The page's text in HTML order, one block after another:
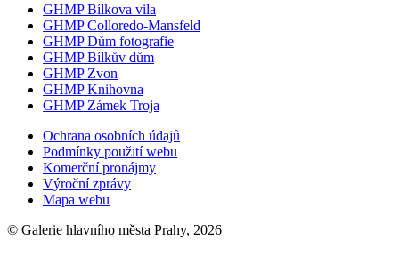
GHMP Bílkova vila
GHMP Colloredo-Mansfeld
GHMP Dům fotografie
GHMP Bílkův dům
GHMP Zvon
GHMP Knihovna
GHMP Zámek Troja
Ochrana osobních údajů
Podmínky použití webu
Komerční pronájmy
Výroční zprávy
Mapa webu
© Galerie hlavního města Prahy, 2026